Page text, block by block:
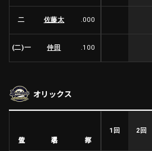
特定商取引法の表示 ア
動画を検索（選手・チーム・
二 佐藤太 .000
(二)一 仲田 .100
オリックス
1回 2回